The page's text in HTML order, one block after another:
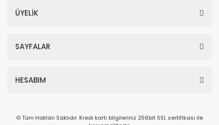
ÜYELİK
SAYFALAR
HESABIM
© Tüm Hakları Saklıdır. Kredi kartı bilgileriniz 256bit SSL sertifikası ile